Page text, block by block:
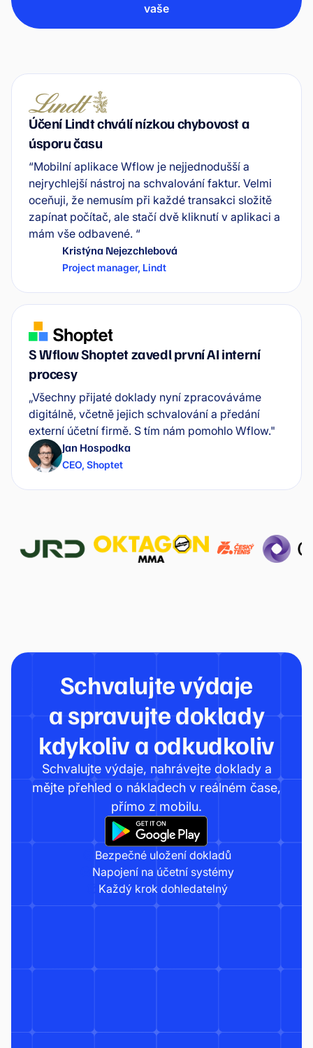
vaše
Účení Lindt chválí nízkou chybovost a
úsporu času
“Mobilní aplikace Wflow je nejjednodušší a
nejrychlejší nástroj na schvalování faktur. Velmi
oceňuji, že nemusím při každé transakci složitě
zapínat počítač, ale stačí dvě kliknutí v aplikaci a
mám vše odbavené. “
Kristýna Nejezchlebová
Project manager, Lindt
S Wflow Shoptet zavedl první AI interní
procesy
„Všechny přijaté doklady nyní zpracováváme
digitálně, včetně jejich schvalování a předání
externí účetní firmě. S tím nám pomohlo Wflow."
Jan Hospodka
CEO, Shoptet
Schvalujte výdaje
a spravujte doklady
kdykoliv a odkudkoliv
Schvalujte výdaje, nahrávejte doklady a
mějte přehled o nákladech v reálném čase,
přímo z mobilu.
Bezpečné uložení dokladů
Napojení na účetní systémy
Každý krok dohledatelný